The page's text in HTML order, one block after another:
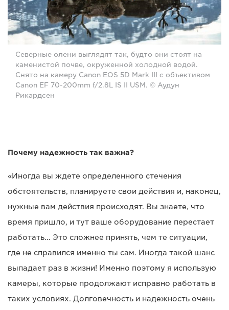
Северные олени выглядят так, будто они стоят на
каменистой почве, окруженной холодной водой.
Снято на камеру Canon EOS 5D Mark III с объективом
Canon EF 70-200mm f/2.8L IS II USM. © Аудун
Рикардсен
Почему надежность так важна?
«Иногда вы ждете определенного стечения
обстоятельств, планируете свои действия и, наконец,
нужные вам действия происходят. Вы знаете, что
время пришло, и тут ваше оборудование перестает
работать... Это сложнее принять, чем те ситуации,
где не справился именно ты сам. Иногда такой шанс
выпадает раз в жизни! Именно поэтому я использую
камеры, которые продолжают исправно работать в
таких условиях. Долговечность и надежность очень